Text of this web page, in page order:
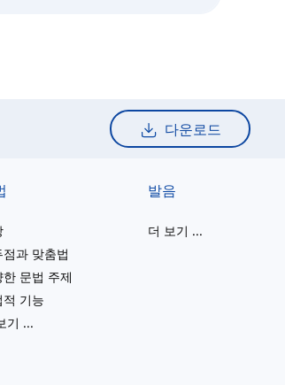
다운로드
점과 맞춤법
한 문법 주제
적 기능
기 ...
발음
더 보기 ...